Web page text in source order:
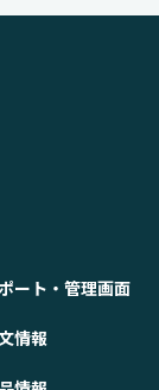
ート・管理画面
情報